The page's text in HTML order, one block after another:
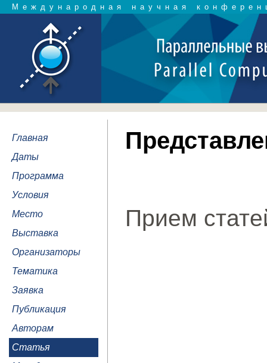
Международная научная
Главная
Даты
Программа
Условия
Место
Выставка
Организаторы
Тематика
Заявка
Публикация
Авторам
Статья
Прием